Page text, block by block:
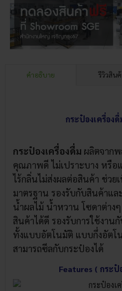
คำอธิบาย รีวิวสิน
กระป๋องเครื่อง
กระป๋องเครื่องดื่ม ผลิตจาก
คุณภาพดี ไม่เปราะบาง หรือ
ไร้กลิ่นไม่ส่งผลต่อสินค้า ช่วย
มาตรฐาน รองรับกับสินค้าแ
น้ำผลไม้ น้ำหวาน โซดาต่างๆ
สินค้าได้ดี รองรับการใช้งาน
ทั้งแบบอัตโนมัติ แบบกึ่งอัต
สามารถซีลกับกระป๋องได้
Features ( กระป๋